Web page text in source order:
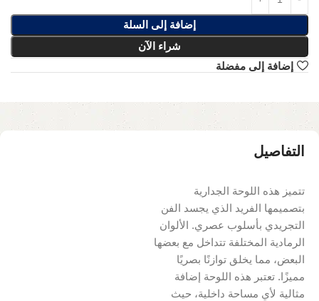
إضافة إلى السلة
شراء الآن
إضافة إلى مفضلة
التفاصيل
تتميز هذه اللوحة الجدارية
بتصميمها الفريد الذي يجسد الفن
التجريدي بأسلوب عصري. الألوان
الرمادية المختلفة تتداخل مع بعضها
البعض، مما يخلق توازنًا بصريًا
مميزًا. تعتبر هذه اللوحة إضافة
مثالية لأي مساحة داخلية، حيث